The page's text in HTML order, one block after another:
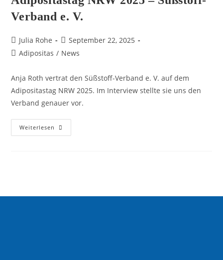
Verband e. V.
Julia Rohe
September 22, 2025
Adipositas / News
Anja Roth vertrat den Süßstoff-Verband e. V. auf dem
Adipositastag NRW 2025. Im Interview stellte sie uns den
Verband genauer vor.
Weiterlesen